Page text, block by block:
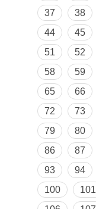
37
38
44
45
51
52
58
59
65
66
72
73
79
80
86
87
93
94
100
101